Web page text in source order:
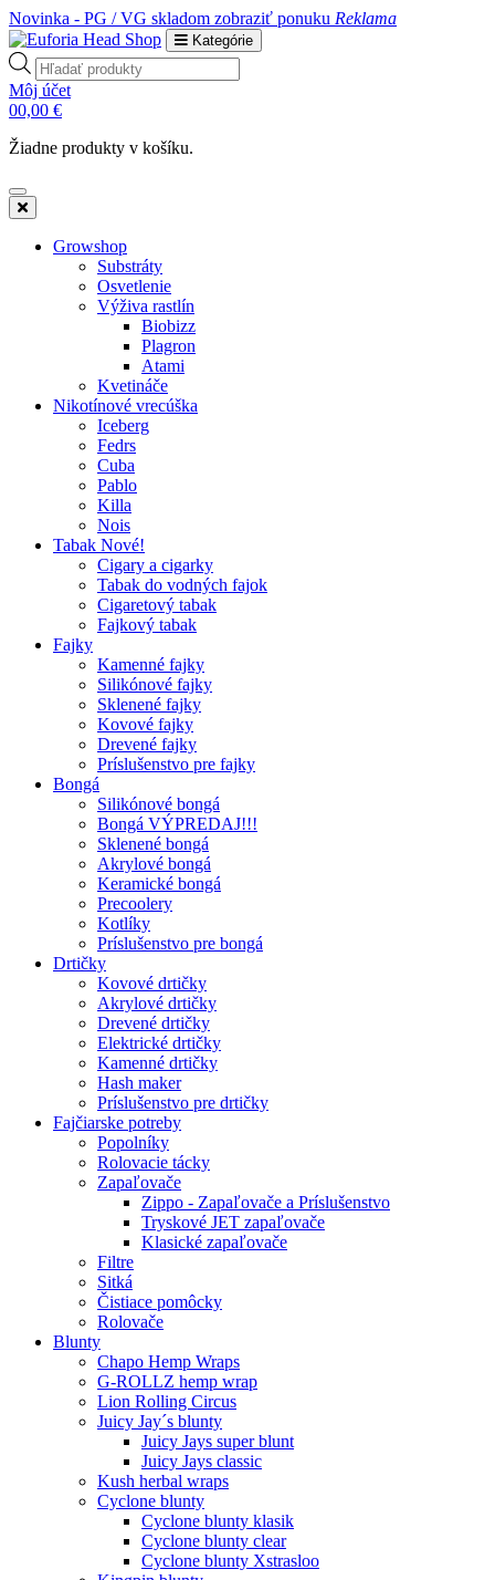
Novinka - PG / VG skladom zobraziť ponuku Reklama
Kategórie
Products
search
Môj účet
00,00 €
Žiadne produkty v košíku.
Growshop
Substráty
Osvetlenie
Výživa rastlín
Biobizz
Plagron
Atami
Kvetináče
Nikotínové vrecúška
Iceberg
Fedrs
Cuba
Pablo
Killa
Nois
Tabak Nové!
Cigary a cigarky
Tabak do vodných fajok
Cigaretový tabak
Fajkový tabak
Fajky
Kamenné fajky
Silikónové fajky
Sklenené fajky
Kovové fajky
Drevené fajky
Príslušenstvo pre fajky
Bongá
Silikónové bongá
Bongá VÝPREDAJ!!!
Sklenené bongá
Akrylové bongá
Keramické bongá
Precoolery
Kotlíky
Príslušenstvo pre bongá
Drtičky
Kovové drtičky
Akrylové drtičky
Drevené drtičky
Elektrické drtičky
Kamenné drtičky
Hash maker
Príslušenstvo pre drtičky
Fajčiarske potreby
Popolníky
Rolovacie tácky
Zapaľovače
Zippo - Zapaľovače a Príslušenstvo
Tryskové JET zapaľovače
Klasické zapaľovače
Filtre
Sitká
Čistiace pomôcky
Rolovače
Blunty
Chapo Hemp Wraps
G-ROLLZ hemp wrap
Lion Rolling Circus
Juicy Jay´s blunty
Juicy Jays super blunt
Juicy Jays classic
Kush herbal wraps
Cyclone blunty
Cyclone blunty klasik
Cyclone blunty clear
Cyclone blunty Xstrasloo